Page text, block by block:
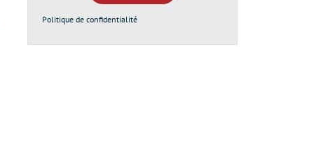
Politique de confidentialité